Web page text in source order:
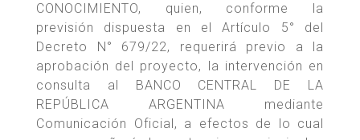
CONOCIMIENTO, quien, conforme la
previsión dispuesta en el Artículo 5° del
Decreto N° 679/22, requerirá previo a la
aprobación del proyecto, la intervención en
consulta al BANCO CENTRAL DE LA
REPÚBLICA ARGENTINA mediante
Comunicación Oficial, a efectos de lo cual